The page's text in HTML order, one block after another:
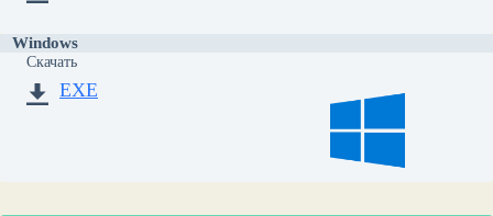
Windows
Скачать
EXE